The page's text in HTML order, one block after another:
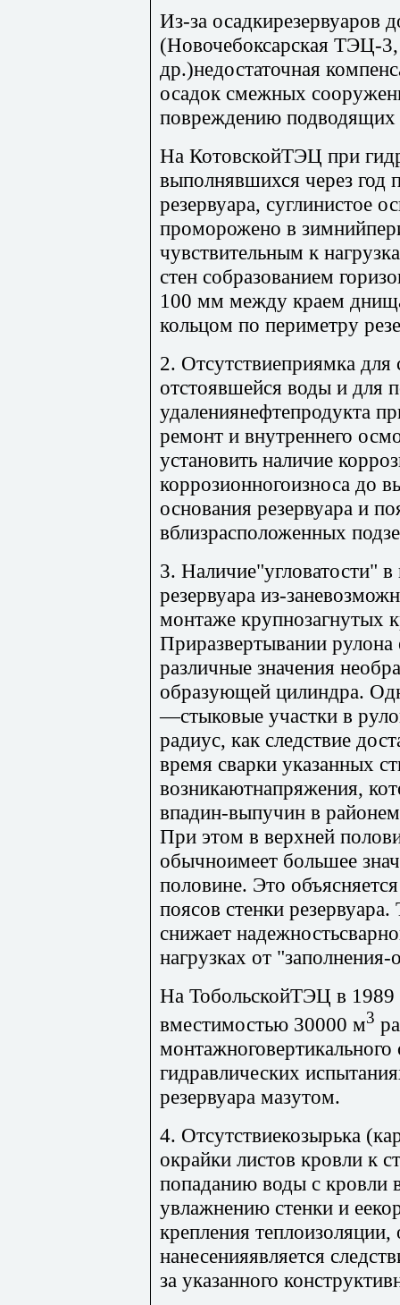
Из-за осадкирезервуаров
(Новочебоксарская ТЭЦ-
др.)недостаточная
осадок смежных
повреждению подводящих
На КотовскойТЭЦ при
выполнявшихся через год
резервуара, суглинистое
проморожено в
чувствительным к
стен собразованием
100 мм между краем
кольцом по периметру
2. Отсутствиеприямка для
отстоявшейся воды и для
удалениянефтепродукта
ремонт и внутреннего
установить наличие
коррозионногоизноса до
основания резервуара и
вблизрасположенных
3. Наличие"угловатости"
резервуара из-
монтаже крупнозагнутых
Приразвертывании
различные значения
образующей цилиндра.
—стыковые участки в
радиус, как следствие
время сварки указанных
возникаютнапряжения,
впадин-выпучин в
При этом в верхней
обычноимеет большее
половине. Это
поясов стенки
снижает
нагрузках от
На ТобольскойТЭЦ в 1989
вместимостью 30000 м3
гидравлических
резервуара мазутом.
4. Отсутствиекозырька
окрайки листов кровли к
попаданию воды с кровли
увлажнению стенки и
крепления
нанесенияявляется
за указанного